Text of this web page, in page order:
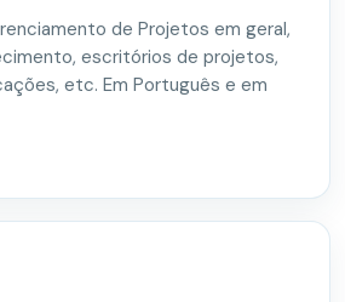
de Projetos em geral,
escritórios de projetos,
etc. Em Português e em